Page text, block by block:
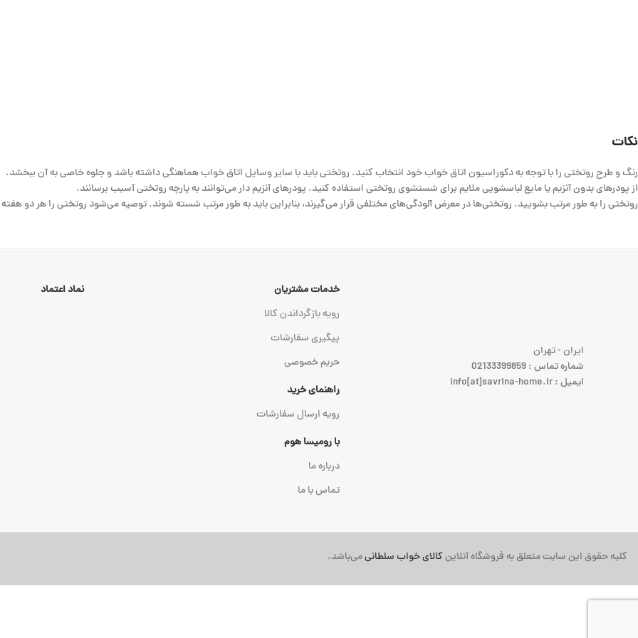
نکات
رنگ و طرح روتختی را با توجه به دکوراسیون اتاق خواب خود انتخاب کنید. روتختی باید با سایر وسایل اتاق خواب هماهنگی داشته باشد و جلوه خاصی به آن ببخشد.
از پودرهای بدون آنزیم یا مایع لباسشویی ملایم برای شستشوی روتختی استفاده کنید. پودرهای آنزیم دار می‌توانند به پارچه روتختی آسیب برسانند.
روتختی را به طور مرتب بشویید. روتختی‌ها در معرض آلودگی‌های مختلفی قرار می‌گیرند، بنابراین باید به طور مرتب شسته شوند. توصیه می‌شود روتختی را هر دو
ایران - تهران
شماره تماس : 02133399859
ایمیل : info[at]savrina-home.ir
خدمات مشتریان
رویه بازگرداندن کالا
پیگیری سفارشات
حریم خصوصی
راهنمای خرید
رویه ارسال سفارشات
با رومیسا هوم
درباره ما
تماس با ما
نماد اعتماد
کلیه حقوق این سایت متعلق به فروشگاه آنلاینکالای خواب سلطانیمی‌باشد.